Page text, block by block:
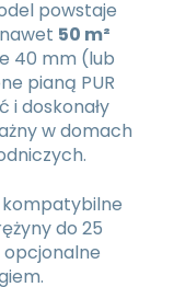
50 m²
pianą PUR
i doskonały
w domach
kompatybilne
do 25